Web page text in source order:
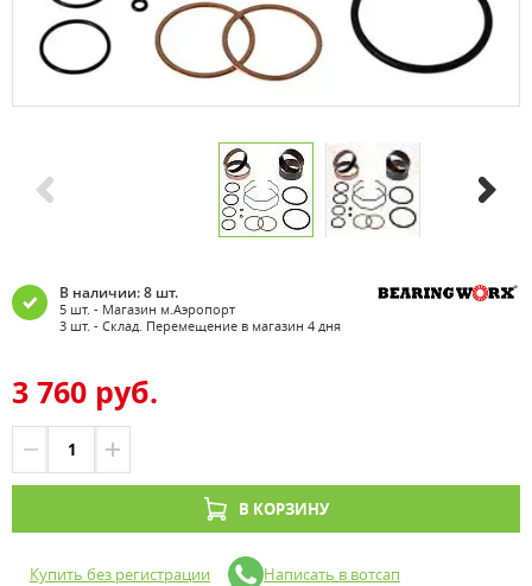
В наличии: 8 шт.
5 шт. - Магазин м.Аэропорт
3 шт. - Склад. Перемещение в магазин 4 дня
3 760 руб.
В КОРЗИНУ
Купить без регистрации Написать в вотсап